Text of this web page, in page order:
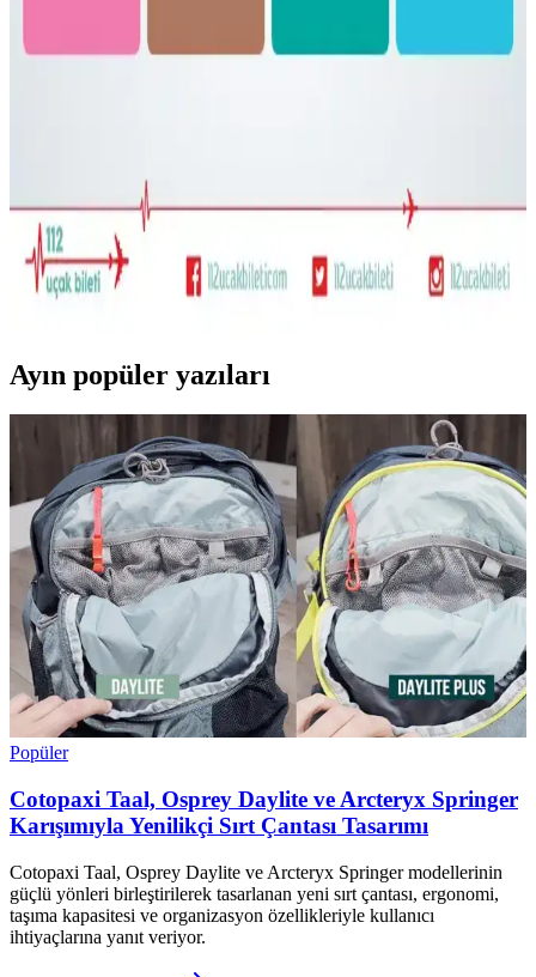
22.5L ve Kişisel Eşya ile Seyahat veya Tek 30L Sırt
Çantası Tercihi: Hava Yolu Kısıtlamaları ve Konfor
Seyahatlerde 22.5L sırt çantası ve kişisel eşya kombinasyonu ile tek
28-30L sırt çantası arasındaki avantajlar, hava yolu kısıtlamaları ve
taşıma konforu açısından karşılaştırılıyor.
Ayın popüler yazıları
Popüler
Cotopaxi Taal, Osprey Daylite ve Arcteryx Springer
Karışımıyla Yenilikçi Sırt Çantası Tasarımı
Cotopaxi Taal, Osprey Daylite ve Arcteryx Springer modellerinin
güçlü yönleri birleştirilerek tasarlanan yeni sırt çantası, ergonomi,
taşıma kapasitesi ve organizasyon özellikleriyle kullanıcı
ihtiyaçlarına yanıt veriyor.